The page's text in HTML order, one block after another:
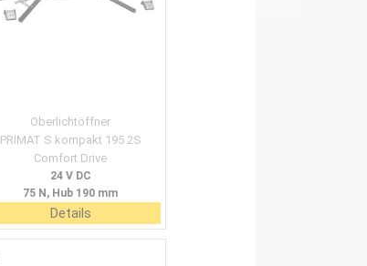
Oberlichtöffner
PRIMAT S kompakt 195 2S
Comfort Drive
24 V DC
75 N, Hub 190 mm
Details